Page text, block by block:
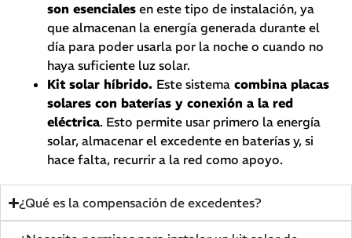
son esenciales en este tipo de instalación, ya
que almacenan la energía generada durante el
día para poder usarla por la noche o cuando no
haya suficiente luz solar.
Kit solar híbrido. Este sistema combina placas
solares con baterías y conexión a la red
eléctrica. Esto permite usar primero la energía
solar, almacenar el excedente en baterías y, si
hace falta, recurrir a la red como apoyo.
¿Qué es la compensación de excedentes?